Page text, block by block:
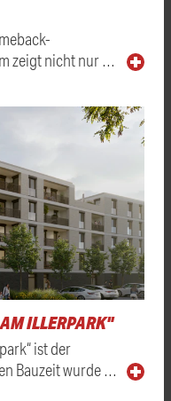
zeigt nicht nur …
ILLERPARK"
ist der
Bauzeit wurde …